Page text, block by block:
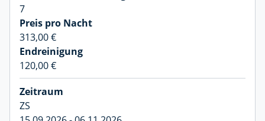
7
313,00 €
120,00 €
ZS